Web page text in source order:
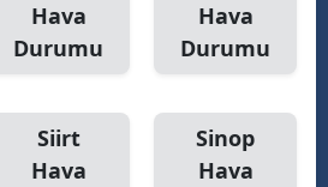
Hava
Durumu
Hava
Durumu
Siirt
Hava
Sinop
Hava